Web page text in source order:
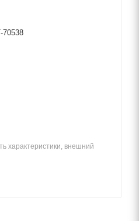
70538
характеристики, внешний